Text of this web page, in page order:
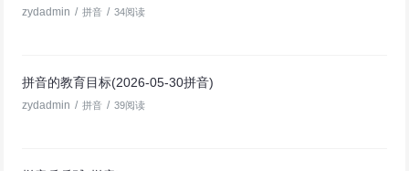
zydadmin / 拼音 / 34阅读
拼音的教育目标(2026-05-30拼音)
zydadmin / 拼音 / 39阅读